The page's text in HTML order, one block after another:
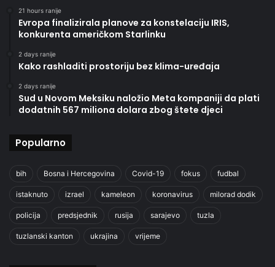
21 hours ranije
Evropa finalizirala planove za konstelaciju IRIS,
konkurenta američkom Starlinku
2 days ranije
Kako rashladiti prostoriju bez klima-uređaja
2 days ranije
Sud u Novom Meksiku naložio Meta kompaniji da plati
dodatnih 567 miliona dolara zbog štete djeci
Popularno
bih Bosna i Hercegovina Covid-19 fokus fudbal
istaknuto izrael kameleon koronavirus milorad dodik
policija predsjednik rusija sarajevo tuzla
tuzlanski kanton ukrajina vrijeme